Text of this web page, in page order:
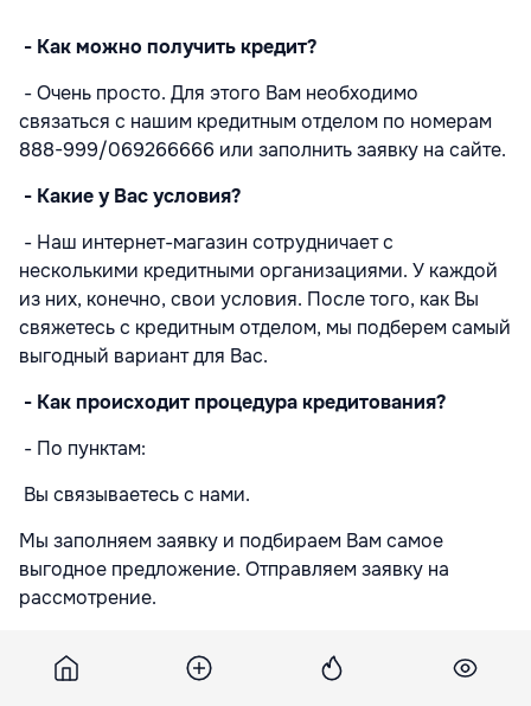
- Как можно получить кредит?
- Очень просто. Для этого Вам необходимо
связаться с нашим кредитным отделом по номерам
888-999/069266666 или заполнить заявку на сайте.
- Какие у Вас условия?
- Наш интернет-магазин сотрудничает с
несколькими кредитными организациями. У каждой
из них, конечно, свои условия. После того, как Вы
свяжетесь с кредитным отделом, мы подберем самый
выгодный вариант для Вас.
- Как происходит процедура кредитования?
- По пунктам:
Вы связываетесь с нами.
Мы заполняем заявку и подбираем Вам самое
выгодное предложение. Отправляем заявку на
рассмотрение.